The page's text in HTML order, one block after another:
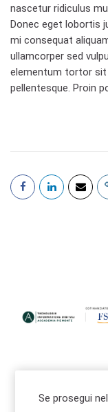
nascetur ridiculus
Donec eget lobortis
mi consequat
ullamcorper sed
elementum tortor sit
pellentesque. Proin
Se prosegui